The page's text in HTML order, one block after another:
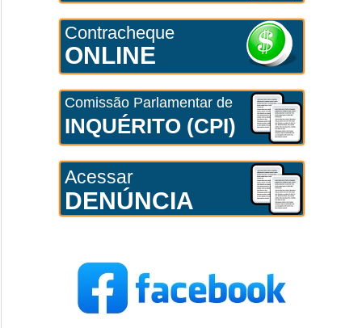
Contracheque
ONLINE
Comissão Parlamentar de
INQUÉRITO (CPI)
Acessar
DENÚNCIA